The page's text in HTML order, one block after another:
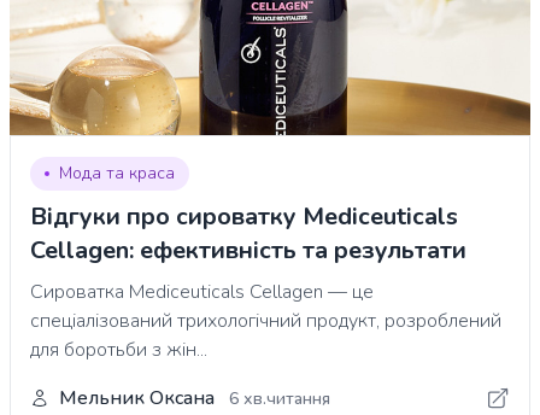
Мода та краса
Відгуки про сироватку Mediceuticals
Cellagen: ефективність та результати
Сироватка Mediceuticals Cellagen — це
спеціалізований трихологічний продукт, розроблений
для боротьби з жін...
Мельник Оксана
6 хв.читання